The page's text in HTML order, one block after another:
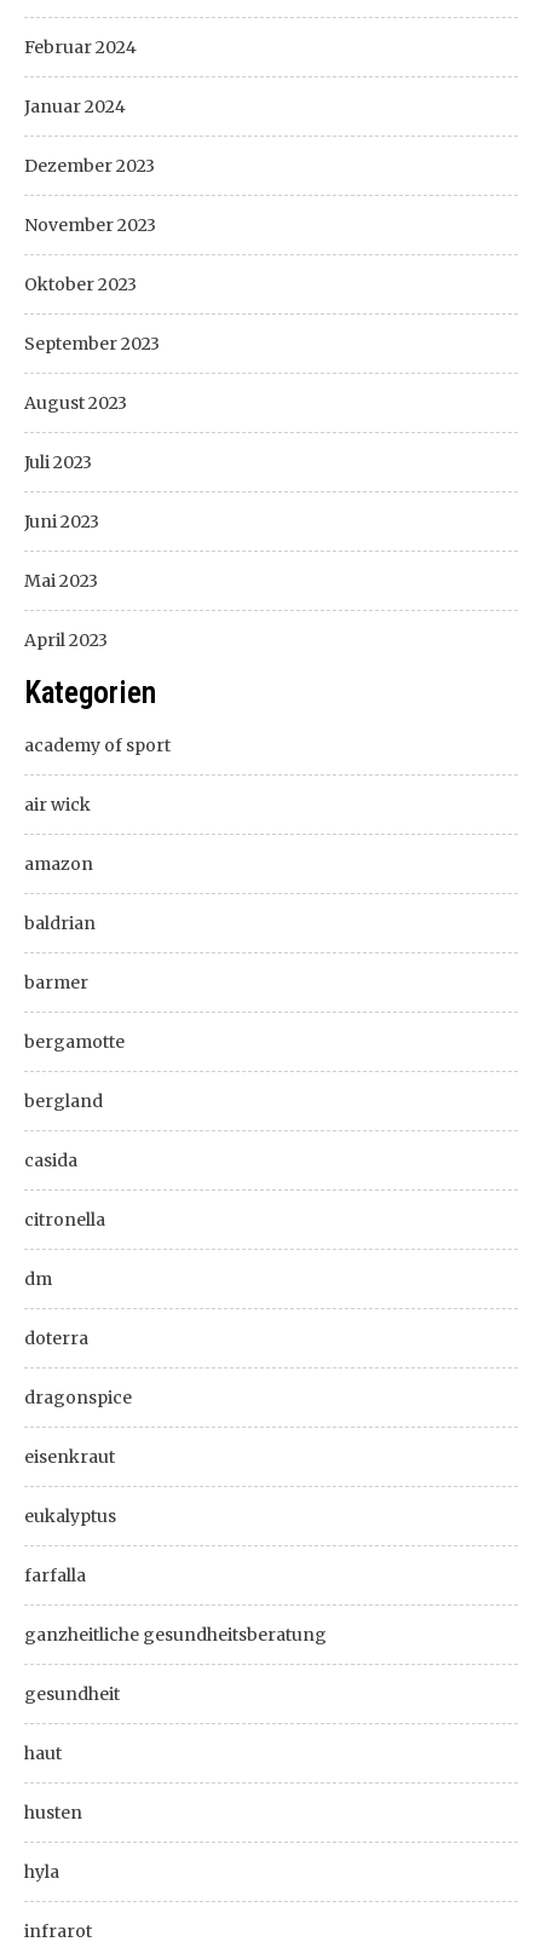
Februar 2024
Januar 2024
Dezember 2023
November 2023
Oktober 2023
September 2023
August 2023
Juli 2023
Juni 2023
Mai 2023
April 2023
Kategorien
academy of sport
air wick
amazon
baldrian
barmer
bergamotte
bergland
casida
citronella
dm
doterra
dragonspice
eisenkraut
eukalyptus
farfalla
ganzheitliche gesundheitsberatung
gesundheit
haut
husten
hyla
infrarot